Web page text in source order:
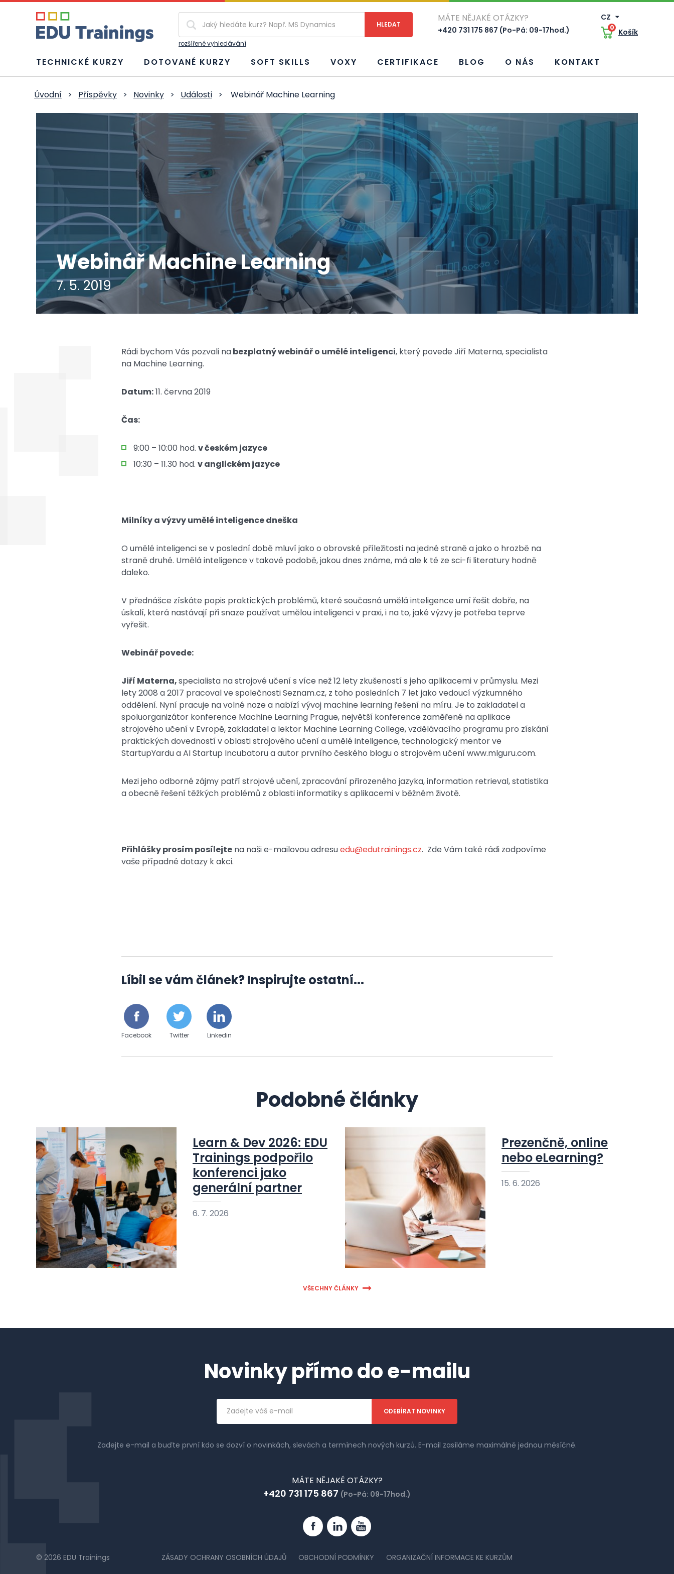
rozšířené vyhledávání
MÁTE NĚJAKÉ OTÁZKY?
+420 731 175 867 (Po-Pá: 09-17hod.)
CZ
0 Košík
TECHNICKÉ KURZY DOTOVANÉ KURZY SOFT SKILLS VOXY CERTIFIKACE BLOG O NÁS KONTAKT
Úvodní > Příspěvky > Novinky > Události > Webinář Machine Learning
Webinář Machine Learning
7. 5. 2019
Rádi bychom Vás pozvali nabezplatný webinář o umělé inteligenci, který povede Jiří Materna, specialista
na Machine Learning.
Datum:11. června 2019
Čas:
9:00 – 10:00 hod. v českém jazyce
10:30 – 11.30 hod. v anglickém jazyce
Milníky a výzvy umělé inteligence dneška
O umělé inteligenci se v poslední době mluví jako o obrovské příležitosti na jedné straně a jako o hrozbě na
straně druhé. Umělá inteligence v takové podobě, jakou dnes známe, má ale k té ze sci-fi literatury hodně
daleko.
V přednášce získáte popis praktických problémů, které současná umělá inteligence umí řešit dobře, na
úskalí, která nastávají při snaze používat umělou inteligenci v praxi, i na to, jaké výzvy je potřeba teprve
vyřešit.
Webinář povede:
Jiří Materna,specialista na strojové učení s více než 12 lety zkušeností s jeho aplikacemi v průmyslu. Mezi
lety 2008 a 2017 pracoval ve společnosti Seznam.cz, z toho posledních 7 let jako vedoucí výzkumného
oddělení. Nyní pracuje na volné noze a nabízí vývoj machine learning řešení na míru. Je to zakladatel a
spoluorganizátor konference Machine Learning Prague, největší konference zaměřené na aplikace
strojového učení v Evropě, zakladatel a lektor Machine Learning College, vzdělávacího programu pro získání
praktických dovedností v oblasti strojového učení a umělé inteligence, technologický mentor ve
StartupYardu a AI Startup Incubatoru a autor prvního českého blogu o strojovém učení www.mlguru.com.
Mezi jeho odborné zájmy patří strojové učení, zpracování přirozeného jazyka, information retrieval, statistika
a obecně řešení těžkých problémů z oblasti informatiky s aplikacemi v běžném životě.
Přihlášky prosím posílejte na naši e-mailovou adresuedu@edutrainings.cz. Zde Vám také rádi zodpovíme
vaše případné dotazy k akci.
Líbil se vám článek? Inspirujte ostatní...
Facebook Twitter Linkedin
Podobné články
Learn & Dev 2026: EDU
Trainings podpořilo
konferenci jako
generální partner
6. 7. 2026
Prezenčně, online
nebo eLearning?
15. 6. 2026
VŠECHNY ČLÁNKY
Novinky přímo do e-mailu
Emailová
adresa
Zadejte e-mail a buďte první kdo se dozví o novinkách, slevách a termínech nových kurzů. E-mail zasíláme maximálně jednou měsíčně.
MÁTE NĚJAKÉ OTÁZKY?
+420 731 175 867 (Po-Pá: 09-17hod.)
FacebookLinkedinYouTube
ZÁSADY OCHRANY OSOBNÍCH ÚDAJŮ OBCHODNÍ PODMÍNKY ORGANIZAČNÍ INFORMACE KE KURZŮM
© 2026 EDU Trainings